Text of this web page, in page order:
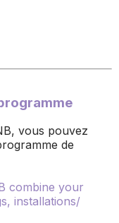
vous pouvez
de
combine your
installations/